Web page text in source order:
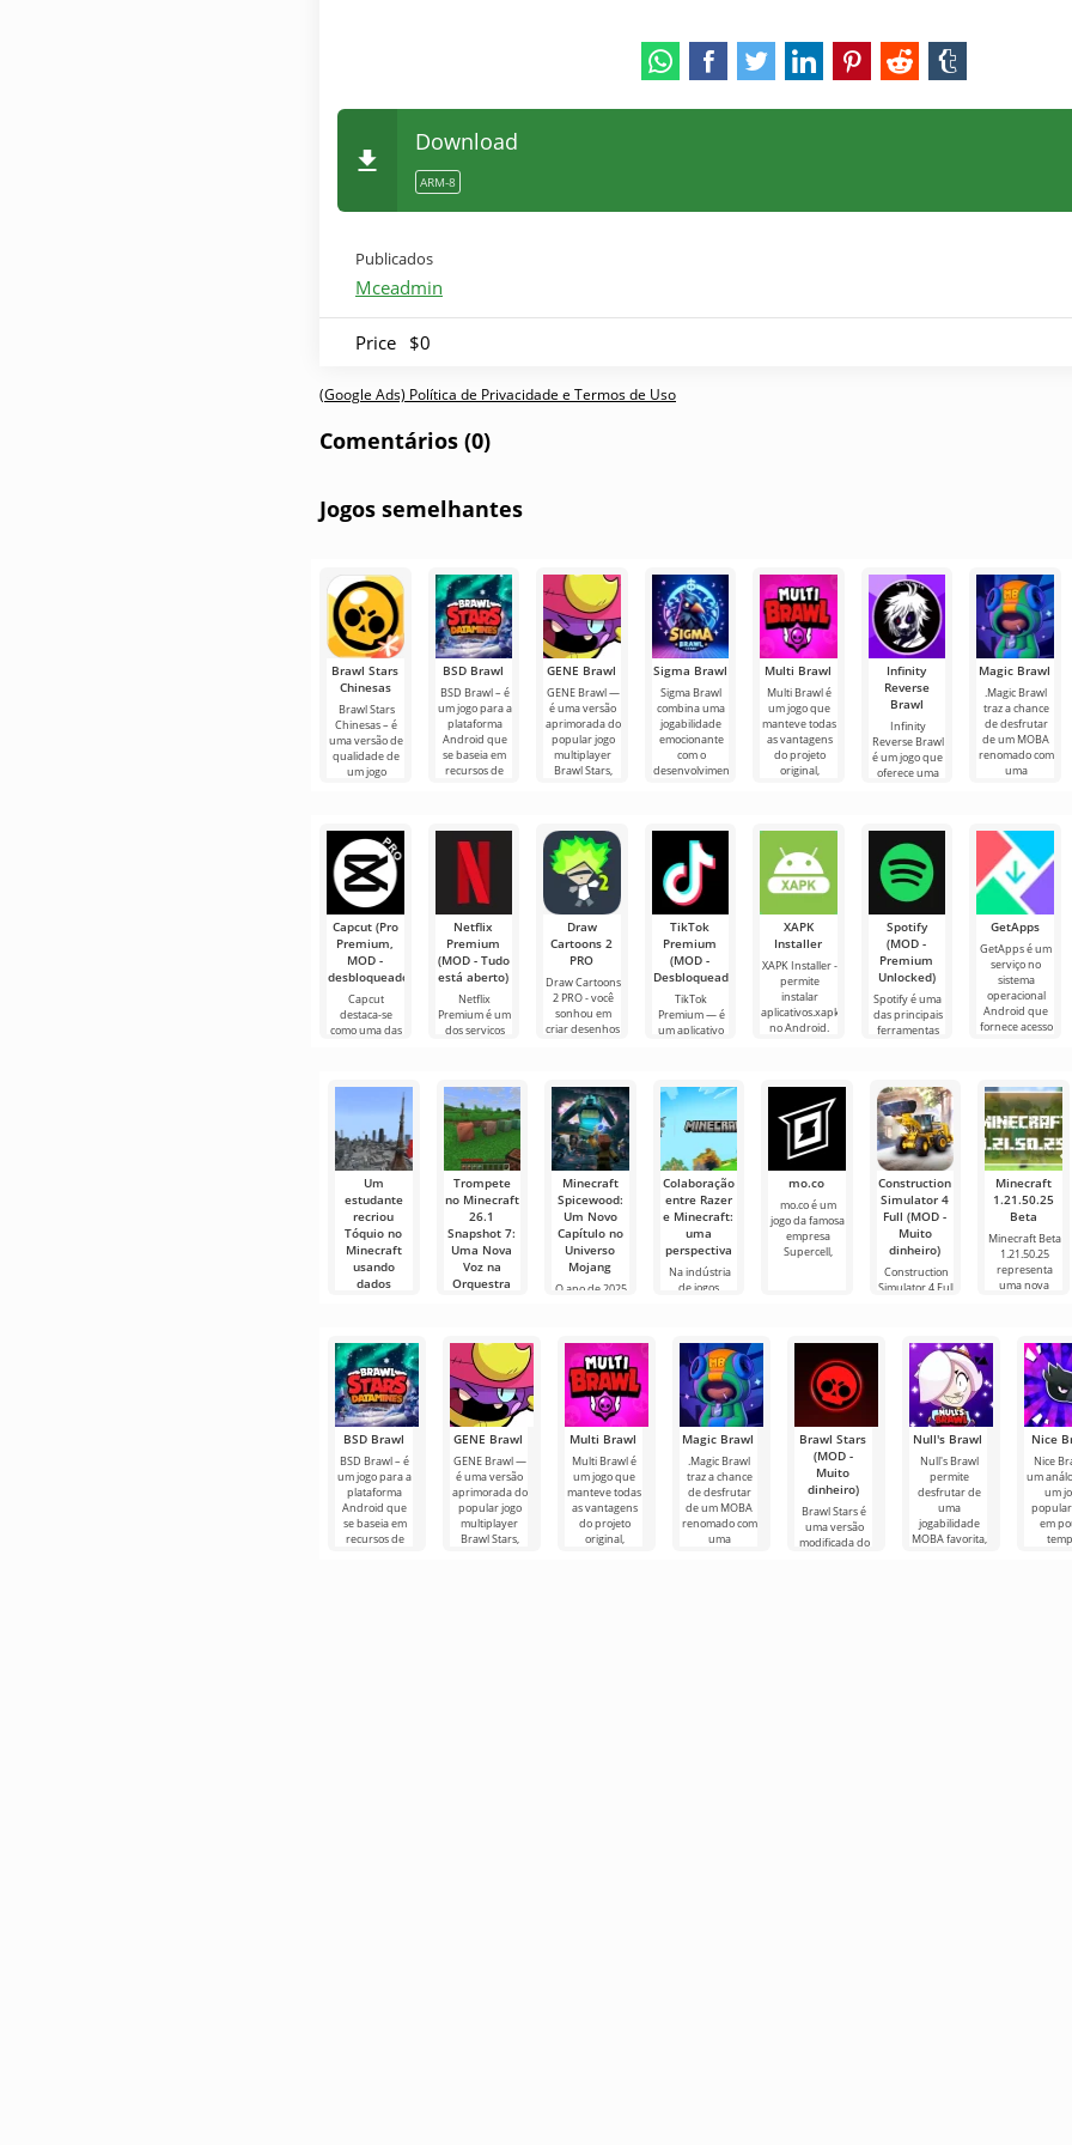
Download
ARM-8
Publicados
Mceadmin
Price $0
(Google Ads) Política de Privacidade e Termos de Uso
Comentários (0)
Jogos semelhantes
Brawl Stars
Chinesas
Brawl Stars
Chinesas – é
uma versão de
qualidade de
um jogo
BSD Brawl
BSD Brawl – é
um jogo para a
plataforma
Android que
se baseia em
recursos de
GENE Brawl
GENE Brawl —
é uma versão
aprimorada do
popular jogo
multiplayer
Brawl Stars,
Sigma Brawl
Sigma Brawl
combina uma
jogabilidade
emocionante
com o
desenvolvimento
Multi Brawl
Multi Brawl é
um jogo que
manteve todas
as vantagens
do projeto
original,
Infinity
Reverse
Brawl
Infinity
Reverse Brawl
é um jogo que
oferece uma
incluindo
novos
Magic Brawl
.Magic Brawl
traz a chance
de desfrutar
de um MOBA
renomado com
uma
Capcut (Pro
Premium,
MOD -
desbloqueado)
Capcut
destaca-se
como uma das
para edição de
garantindo um
Netflix
Premium
(MOD - Tudo
está aberto)
Netflix
Premium é um
dos serviços
programas de
TV em
Draw
Cartoons 2
PRO
Draw Cartoons
2 PRO - você
sonhou em
criar desenhos
até
TikTok
Premium
(MOD -
Desbloqueado)
TikTok
Premium — é
um aplicativo
outros
usuários ou
encontrar
XAPK
Installer
XAPK Installer -
permite
instalar
aplicativos.xapk
no Android.
Spotify
(MOD -
Premium
Unlocked)
Spotify é uma
das principais
ferramentas
vários novos
gêneros
GetApps
GetApps é um
serviço no
sistema
operacional
Android que
fornece acesso
Um
estudante
recriou
Tóquio no
Minecraft
usando
dados
em grande
escala no
Minecraft
sempre
Trompete
no Minecraft
26.1
Snapshot 7:
Uma Nova
Voz na
Orquestra
snapshot 26.1
Snapshot 7, a
Minecraft
Spicewood:
Um Novo
Capítulo no
Universo
Mojang
O ano de 2025
Colaboração
entre Razer
e Minecraft:
uma
perspectiva
Na indústria
de jogos,
mo.co
mo.co é um
jogo da famosa
empresa
Supercell,
Construction
Simulator 4
Full (MOD -
Muito
dinheiro)
Construction
Simulator 4 Full
Minecraft
1.21.50.25
Beta
Minecraft Beta
1.21.50.25
representa
uma nova
BSD Brawl
BSD Brawl – é
um jogo para a
plataforma
Android que
se baseia em
recursos de
GENE Brawl
GENE Brawl —
é uma versão
aprimorada do
popular jogo
multiplayer
Brawl Stars,
Multi Brawl
Multi Brawl é
um jogo que
manteve todas
as vantagens
do projeto
original,
Magic Brawl
.Magic Brawl
traz a chance
de desfrutar
de um MOBA
renomado com
uma
Brawl Stars
(MOD -
Muito
dinheiro)
Brawl Stars é
uma versão
modificada do
Null's Brawl
Null's Brawl
permite
desfrutar de
uma
jogabilidade
MOBA favorita,
Nice
Nice
um
um
em